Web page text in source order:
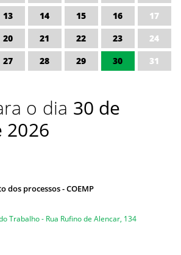
13 14 15 16
17
20 21 22 23
24
27 28 29 30 31
o dia 30 de
2026
dos processos - COEMP
Trabalho - Rua Rufino de Alencar, 134